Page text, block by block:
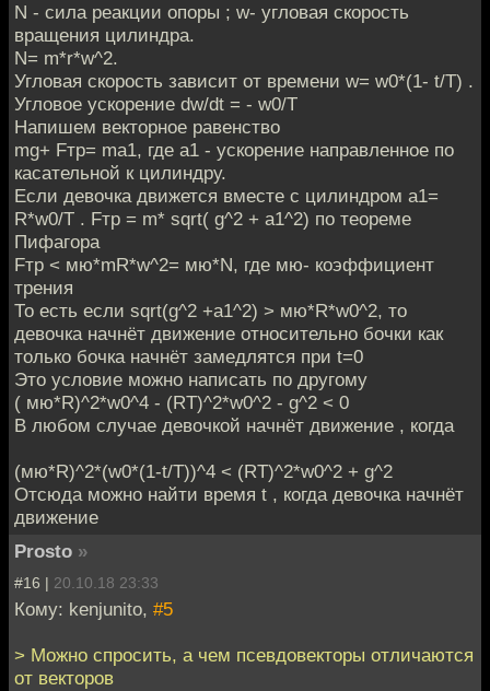
N - сила реакции опоры ; w- угловая скорость
вращения цилиндра.
N= m*r*w^2.
Угловая скорость зависит от времени w= w0*(1- t/T) .
Угловое ускорение dw/dt = - w0/T
Напишем векторное равенство
mg+ Fтр= ma1, где а1 - ускорение направленное по
касательной к цилиндру.
Если девочка движется вместе с цилиндром а1=
R*w0/T . Fтр = m* sqrt( g^2 + a1^2) по теореме
Пифагора
Fтр < мю*mR*w^2= мю*N, где мю- коэффициент
трения
То есть если sqrt(g^2 +a1^2) > мю*R*w0^2, то
девочка начнёт движение относительно бочки как
только бочка начнёт замедлятся при t=0
Это условие можно написать по другому
( мю*R)^2*w0^4 - (RT)^2*w0^2 - g^2 < 0
В любом случае девочкой начнёт движение , когда
(мю*R)^2*(w0*(1-t/T))^4 < (RT)^2*w0^2 + g^2
Отсюда можно найти время t , когда девочка начнёт
движение
Prosto »
#16 | 20.10.18 23:33
Кому: kenjunito, #5
> Можно спросить, а чем псевдовекторы отличаются
от векторов